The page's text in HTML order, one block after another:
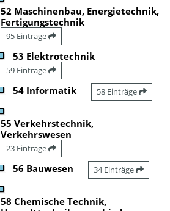
52 Maschinenbau, Energietechnik,
Fertigungstechnik
95 Einträge
53 Elektrotechnik
59 Einträge
54 Informatik 58 Einträge
55 Verkehrstechnik,
Verkehrswesen
23 Einträge
56 Bauwesen 34 Einträge
58 Chemische Technik,